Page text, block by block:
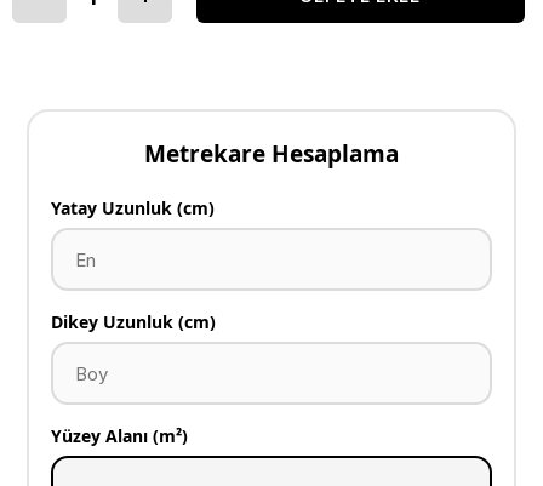
Metrekare Hesaplama
Yatay Uzunluk (cm)
Dikey Uzunluk (cm)
Yüzey Alanı (m²)